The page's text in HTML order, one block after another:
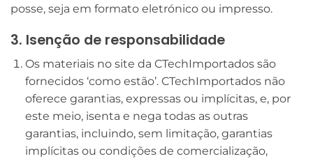
posse, seja em formato eletrónico ou impresso.
3. Isenção de responsabilidade
Os materiais no site da CTechImportados são
fornecidos ‘como estão’. CTechImportados não
oferece garantias, expressas ou implícitas, e, por
este meio, isenta e nega todas as outras
garantias, incluindo, sem limitação, garantias
implícitas ou condições de comercialização,